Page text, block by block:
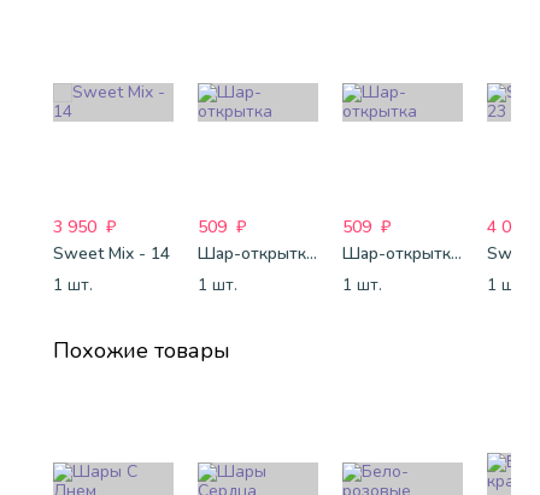
3 950 ₽
Sweet Mix - 14
1 шт.
509 ₽
Шар-открытка "Звезда" (45 см) - 1
1 шт.
509 ₽
Шар-открытка "Сердце" (45 см) - 2
1 шт.
4 088
1 шт.
Похожие товары